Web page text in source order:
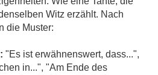
Witz erzählt. Nach
die Muster:
"Es ist erwähnenswert, dass...",
in...", "Am Ende des